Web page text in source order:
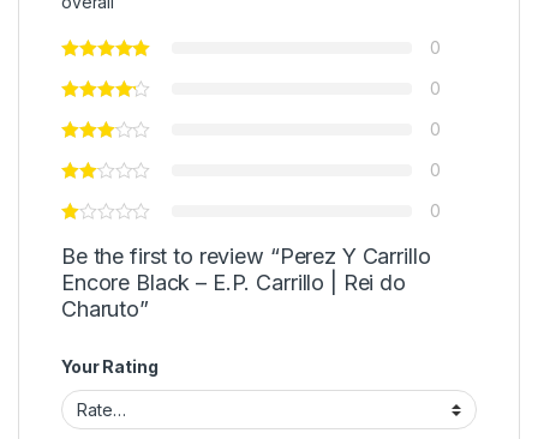
0
0
0
0
0
Be the first to review “Perez Y Carrillo
Encore Black – E.P. Carrillo | Rei do
Charuto”
Your Rating